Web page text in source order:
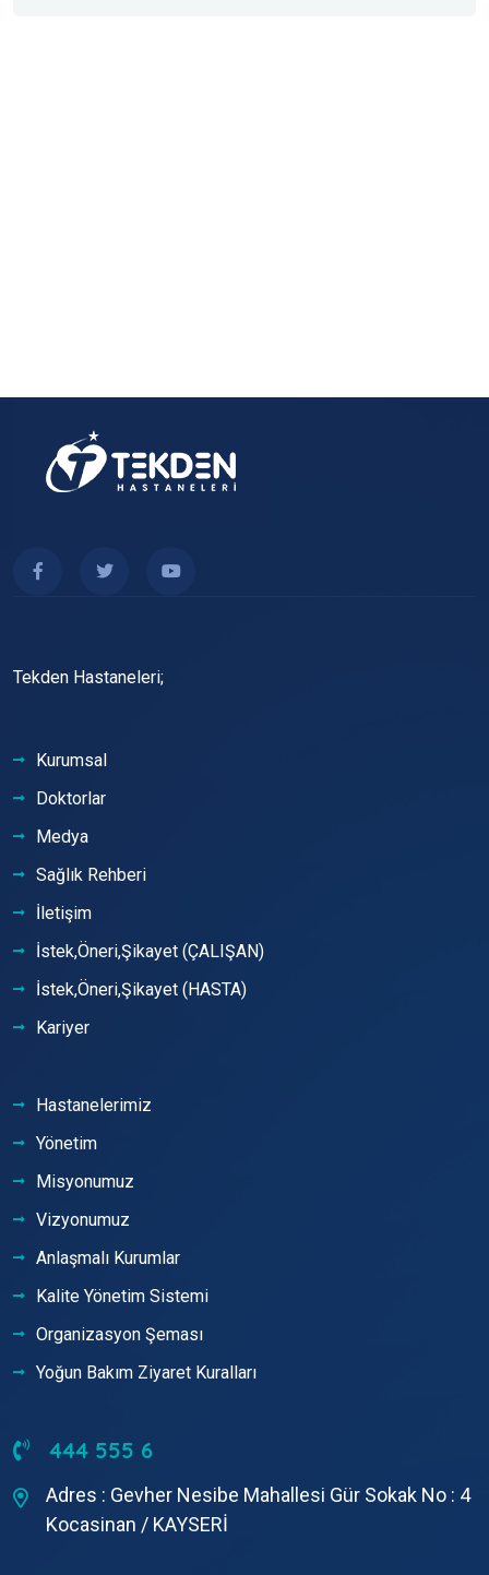
Tekden Hastaneleri;
Kurumsal
Doktorlar
Medya
Sağlık Rehberi
İletişim
İstek,Öneri,Şikayet (ÇALIŞAN)
İstek,Öneri,Şikayet (HASTA)
Kariyer
Hastanelerimiz
Yönetim
Misyonumuz
Vizyonumuz
Anlaşmalı Kurumlar
Kalite Yönetim Sistemi
Organizasyon Şeması
Yoğun Bakım Ziyaret Kuralları
444 555 6
Adres : Gevher Nesibe Mahallesi Gür Sokak No : 4
Kocasinan / KAYSERİ